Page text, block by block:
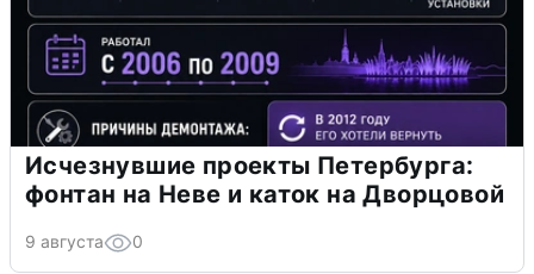
Исчезнувшие проекты Петербурга:
фонтан на Неве и каток на Дворцовой
9 августа 0